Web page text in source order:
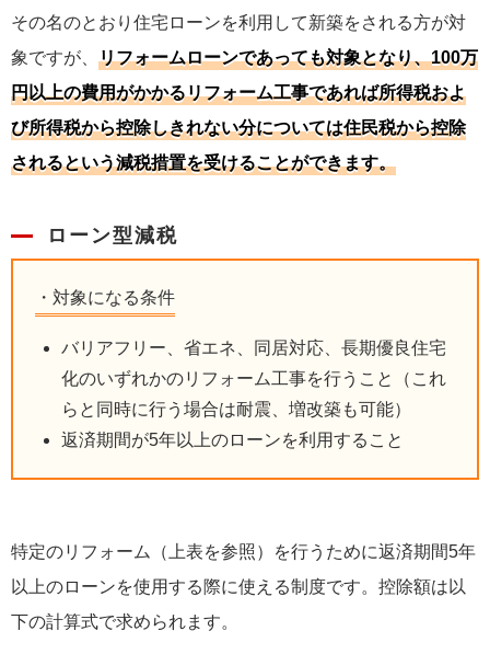
その名のとおり住宅ローンを利用して新築をされる方が対
象ですが、 リフォームローンであっても対象となり、100万
円以上の費用がかかるリフォーム工事であれば所得税およ
び所得税から控除しきれない分については住民税から控除
されるという減税措置を受けることができます。
ローン型減税
対象になる条件
バリアフリー、省エネ、同居対応、長期優良住宅
化のいずれかのリフォーム工事を行うこと（これ
らと同時に行う場合は耐震、増改築も可能）
返済期間が5年以上のローンを利用すること
特定のリフォーム（上表を参照）を行うために返済期間5年
以上のローンを使用する際に使える制度です。控除額は以
下の計算式で求められます。